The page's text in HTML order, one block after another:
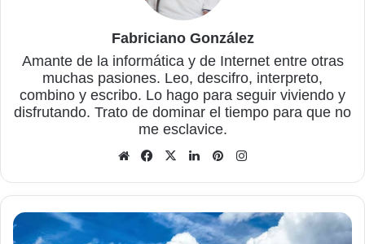
Fabriciano González
Amante de la informática y de Internet entre otras
muchas pasiones. Leo, descifro, interpreto,
combino y escribo. Lo hago para seguir viviendo y
disfrutando. Trato de dominar el tiempo para que no
me esclavice.
Sitio
Facebook
X LinkedInPinterest
Cómo
ahorrar